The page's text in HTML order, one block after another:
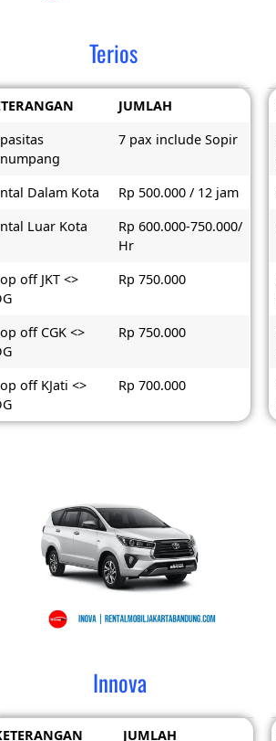
Terios
JUMLAH
7 pax include Sopir
Dalam Kota
Rp 500.000 / 12 jam
Luar Kota
Rp 600.000-750.000/
Hr
off JKT <>
Rp 750.000
off CGK <>
Rp 750.000
off KJati <>
Rp 700.000
Innova
JUMLAH